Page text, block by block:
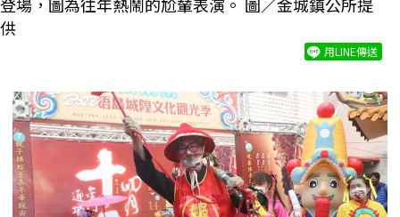
登場，圖為往年熱鬧的尬輦表演。 圖／金城鎮公所提
供
用LINE傳送